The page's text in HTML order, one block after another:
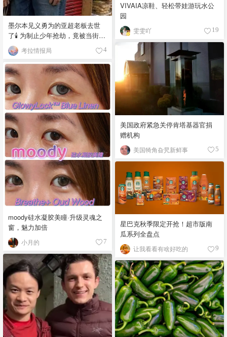
VIVAIA凉鞋、轻松带娃游玩水公
园
雯雯吖 19
墨尔本见义勇为的亚超老板去世
了🕯️ 为制止少年抢劫，竟被当街围
殴致死！考拉情报局 4
美国政府紧急关停肯塔基器官捐
赠机构
美国犄角旮旯新鲜事 5
moody硅水凝胶美瞳·升级灵魂之
窗，魅力加倍
小月的 7
星巴克秋季限定开抢！超市版南
瓜系列全盘点
让我看看有啥好吃的 9